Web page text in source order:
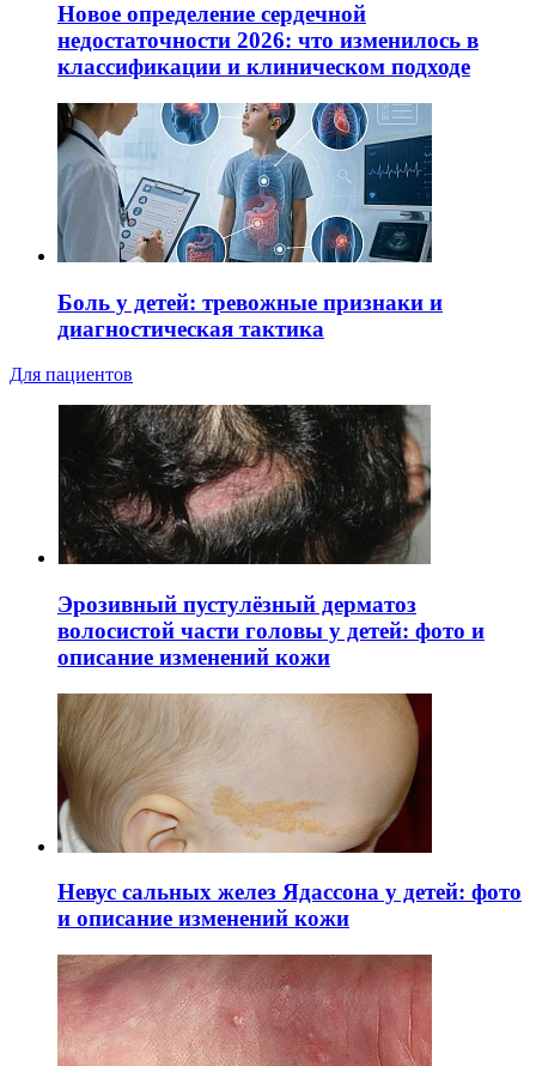
Новое определение сердечной
недостаточности 2026: что изменилось в
классификации и клиническом подходе
Боль у детей: тревожные признаки и
диагностическая тактика
Для пациентов
Эрозивный пустулёзный дерматоз
волосистой части головы у детей: фото и
описание изменений кожи
Невус сальных желез Ядассона у детей: фото
и описание изменений кожи